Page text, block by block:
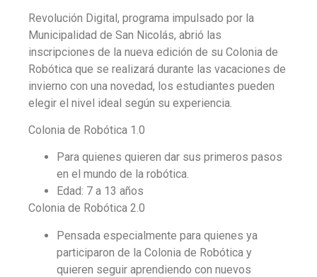
Revolución Digital, programa impulsado por la
Municipalidad de San Nicolás, abrió las
inscripciones de la nueva edición de su Colonia de
Robótica que se realizará durante las vacaciones de
invierno con una novedad, los estudiantes pueden
elegir el nivel ideal según su experiencia.
Colonia de Robótica 1.0
Para quienes quieren dar sus primeros pasos
en el mundo de la robótica.
Edad: 7 a 13 años
Colonia de Robótica 2.0
Pensada especialmente para quienes ya
participaron de la Colonia de Robótica y
quieren seguir aprendiendo con nuevos